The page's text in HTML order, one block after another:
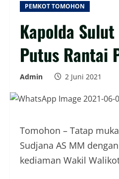
PEMKOT TOMOHON
Kapolda
Putus Rantai
Admin 2 Juni 2021
Tomohon – Tatap
Sudjana AS MM
kediaman Wakil